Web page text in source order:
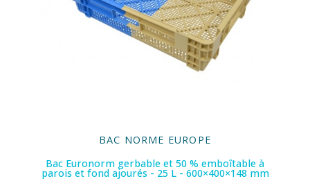
BAC NORME EUROPE
Bac Euronorm gerbable et 50 % emboîtable à
parois et fond ajourés - 25 L - 600×400×148 mm